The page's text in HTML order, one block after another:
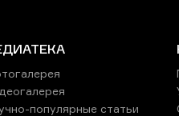
популярные статьи